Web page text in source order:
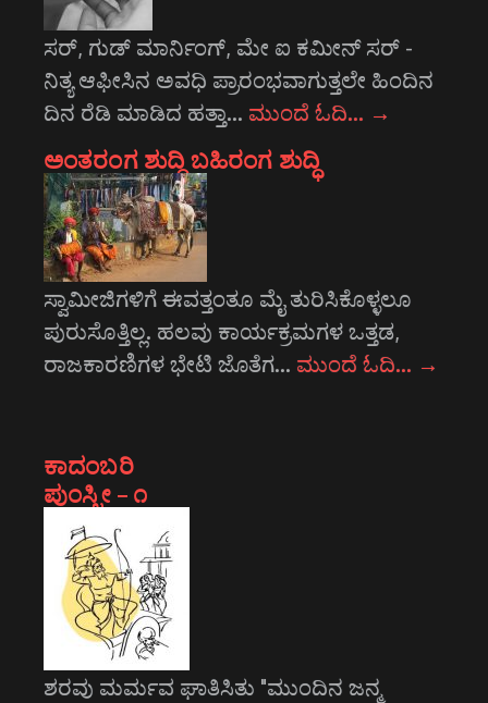
ಸರ್, ಗುಡ್ ಮಾರ್ನಿಂಗ್, ಮೇ ಐ ಕಮೀನ್ ಸರ್ -
ನಿತ್ಯ ಆಫೀಸಿನ ಅವಧಿ ಪ್ರಾರಂಭವಾಗುತ್ತಲೇ ಹಿಂದಿನ
ದಿನ ರೆಡಿ ಮಾಡಿದ ಹತ್ತಾ… ಮುಂದೆ ಓದಿ… →
ಅಂತರಂಗ ಶುದ್ಧಿ ಬಹಿರಂಗ ಶುದ್ಧಿ
ಸ್ವಾಮೀಜಿಗಳಿಗೆ ಈವತ್ತಂತೂ ಮೈ ತುರಿಸಿಕೊಳ್ಳಲೂ
ಪುರುಸೊತ್ತಿಲ್ಲ. ಹಲವು ಕಾರ್ಯಕ್ರಮಗಳ ಒತ್ತಡ,
ರಾಜಕಾರಣಿಗಳ ಭೇಟಿ ಜೊತೆಗ… ಮುಂದೆ ಓದಿ… →
ಕಾದಂಬರಿ
ಪುಂಸ್ತ್ರೀ – ೧
ಶರವು ಮರ್ಮವ ಘಾತಿಸಿತು "ಮುಂದಿನ ಜನ್ಮ